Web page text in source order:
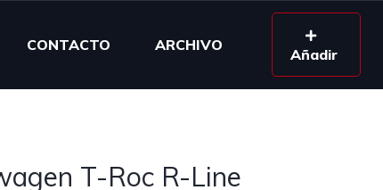
CONTACTO ARCHIVO
Añadir
T-Roc R-Line